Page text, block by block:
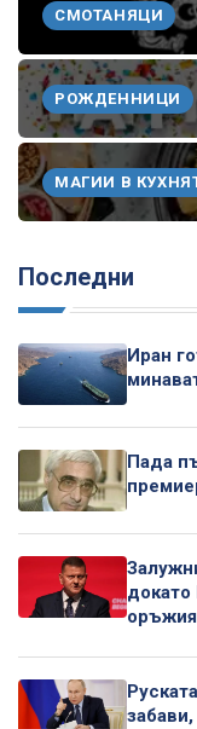
СМОТАНЯЦИ
РОЖДЕННИЦИ
МАГИИ В
Последни
Иран
Пада
докато